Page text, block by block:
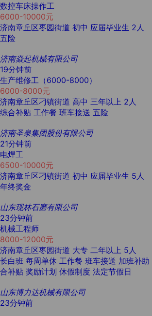
数控车床操作工
6000-10000元
济南章丘区枣园街道 初中 应届毕业生 2人
五险
济南焱起机械有限公司
19分钟前
生产维修工（6000-8000）
6000-8000元
济南章丘区刁镇街道 高中 三年以上 2人
综合补贴 工作餐 班车接送 五险
济南圣泉集团股份有限公司
21分钟前
电焊工
6500-10000元
济南章丘区刁镇街道 初中 应届毕业生 5人
年终奖金
山东现林石磨有限公司
23分钟前
机械工程师
8000-12000元
济南章丘区枣园街道 大专 二年以上 5人
长白班 每周单休 工作餐 班车接送 加班补助
合补贴 奖励计划 休假制度 法定节假日
山东博力达机械有限公司
23分钟前